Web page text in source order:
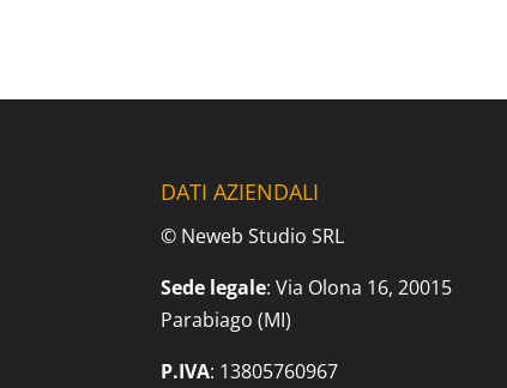
DATI AZIENDALI
© Neweb Studio SRL
Sede legale: Via Olona 16, 20015
Parabiago (MI)
P.IVA: 13805760967